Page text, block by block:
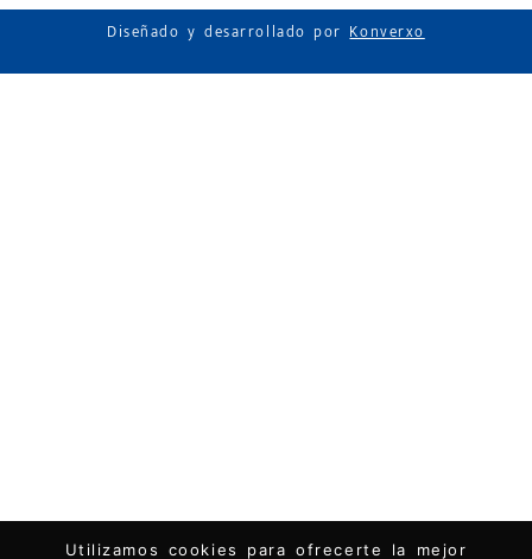
Diseñado y desarrollado porKonverxo
Utilizamos cookies para ofrecerte la mejor